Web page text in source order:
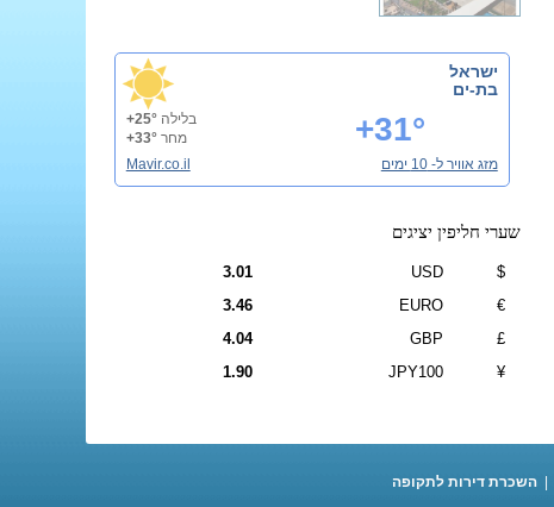
ישראל
בת-ים
+31° בלילה+25°
מחר+33°
מזג אוויר ל- 10 ימים
Mavir.co.il
שערי חליפין יציגים
$
USD
3.01
€
EURO
3.46
£
GBP
4.04
¥
JPY100
1.90
השכרת דירות לתקופה